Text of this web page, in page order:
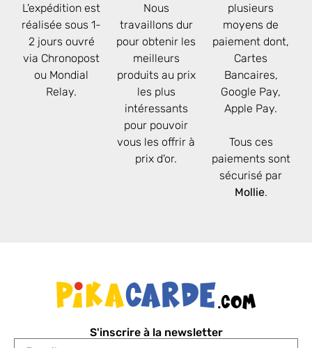
L'expédition est
réalisée sous 1-
2 jours ouvré
via Chronopost
ou Mondial
Relay.
plusieurs
moyens de
paiement dont,
Cartes
Bancaires,
Google Pay,
Apple Pay.
Tous ces
paiements sont
sécurisé par
Mollie.
Nous
travaillons dur
pour obtenir les
meilleurs
produits au prix
les plus
intéressants
pour pouvoir
vous les offrir à
prix d'or.
S'inscrire à la newsletter